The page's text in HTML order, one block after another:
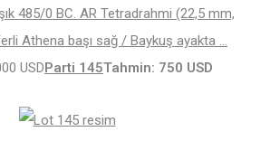
485/0 BC. AR Tetradrahmi (22,5 mm,
Athena başı sağ / Baykuş ayakta …
USDParti 145Tahmin: 750 USD